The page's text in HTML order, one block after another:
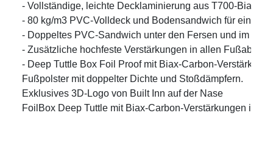
- Vollständige, leichte Decklaminierung aus T700-Biax-
- 80 kg/m3 PVC-Volldeck und Bodensandwich für eine
- Doppeltes PVC-Sandwich unter den Fersen und im
- Zusätzliche hochfeste Verstärkungen in allen
- Deep Tuttle Box Foil Proof mit Biax-Carbon-
Fußpolster mit doppelter Dichte und Stoßdämpfern.
Exklusives 3D-Logo von Built Inn auf der Nase
FoilBox Deep Tuttle mit Biax-Carbon-Verstärkungen im